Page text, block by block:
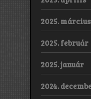
2025. március
2025. február
2025. január
2024.